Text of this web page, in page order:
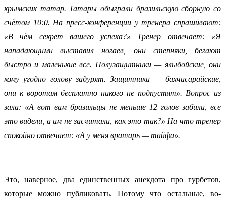
крымских татар. Татары обыграли бразильскую сборную со
счётом 10:0. На пресс-конференции у тренера спрашивают:
«В чём секрет вашего успеха?» Тренер отвечает: «Я
нападающими выставил ногаев, они степняки, бегают
быстро и маленькие все. Полузащитники — ялыбойские, они
кому угодно голову задурят. Защитники — бахчисарайские,
они к воротам бесплатно никого не подпустят». Вопрос из
зала: «А вот вам бразильцы не меньше 12 голов забили, все
это видели, а им не засчитали, как это так?» На что тренер
спокойно отвечает: «А у меня вратарь — тайфа».
Это, наверное, два единственных анекдота про гурбетов,
которые можно публиковать. Потому что остальные, во-